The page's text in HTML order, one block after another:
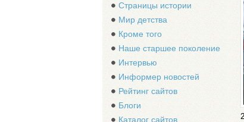
Страницы истории
Мир детства
Кроме того
Наше старшее поколение
Интервью
Информер новостей
Рейтинг сайтов
Блоги
Каталог сайтов